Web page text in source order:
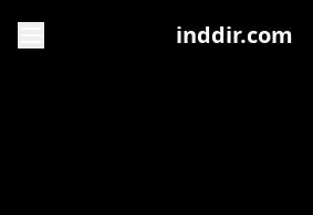
inddir.com